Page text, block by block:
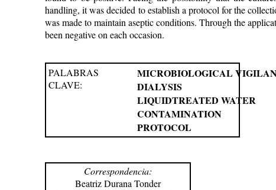
handling, it was decided to establish a protocol for the
was made to maintain aseptic conditions. Through the
been negative on each occasion.
PALABRAS
CLAVE:
MICROBIOLOGICAL
DIALYSIS
LIQUIDTREATED WATER
CONTAMINATION
PROTOCOL
Correspondencia:
Beatriz Durana Tonder